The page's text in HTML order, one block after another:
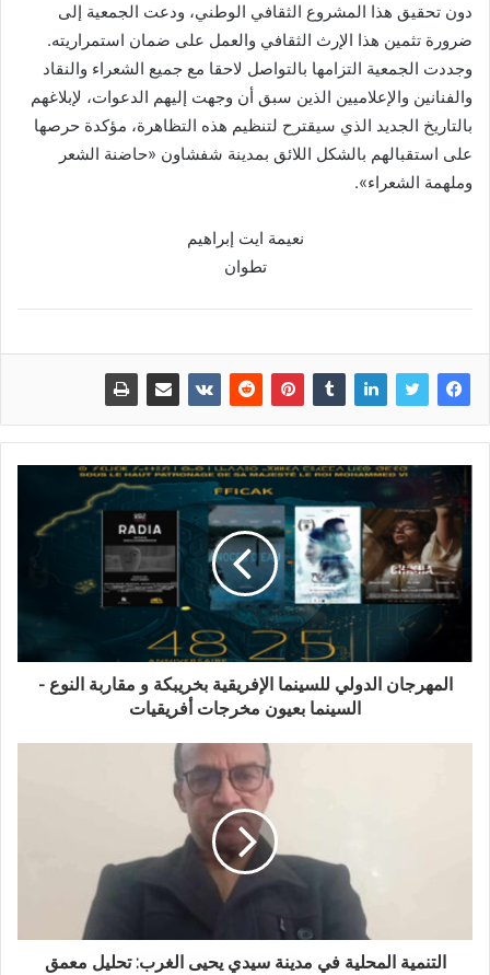
دون تحقيق هذا المشروع الثقافي الوطني، ودعت الجمعية إلى
ضرورة تثمين هذا الإرث الثقافي والعمل على ضمان استمراريته.
وجددت الجمعية التزامها بالتواصل لاحقا مع جميع الشعراء والنقاد
والفنانين والإعلاميين الذين سبق أن وجهت إليهم الدعوات، لإبلاغهم
بالتاريخ الجديد الذي سيقترح لتنظيم هذه التظاهرة، مؤكدة حرصها
على استقبالهم بالشكل اللائق بمدينة شفشاون «حاضنة الشعر
وملهمة الشعراء».
نعيمة ايت إبراهيم
تطوان
المهرجان الدولي للسينما الإفريقية بخريبكة و مقاربة النوع -
السينما بعيون مخرجات أفريقيات
التنمية المحلية في مدينة سيدي يحيى الغرب: تحليل معمق